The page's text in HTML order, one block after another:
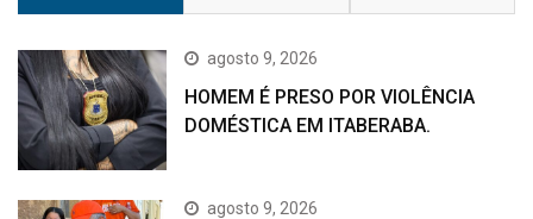
agosto 9, 2026
HOMEM É PRESO POR VIOLÊNCIA
DOMÉSTICA EM ITABERABA.
agosto 9, 2026